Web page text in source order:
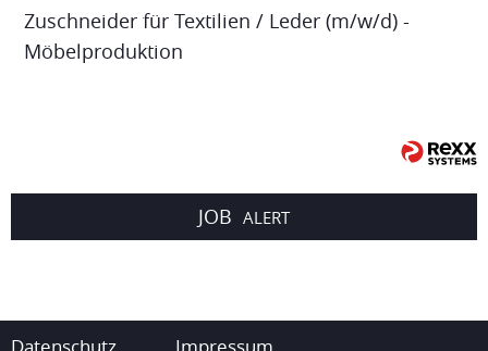
Zuschneider für Textilien / Leder (m/w/d) -
Möbelproduktion
JOB ALERT